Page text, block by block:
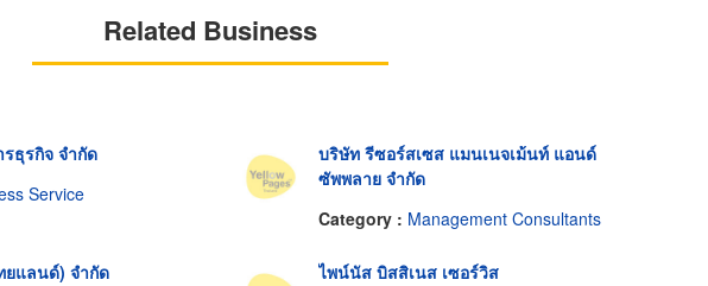
Related Business
รธุรกิจ จำกัด
Service
บริษัท รีซอร์สเซส แมนเนจเม้นท์ แอนด์
ซัพพลาย จำกัด
Category : Management Consultants
แลนด์) จำกัด
ไพน์นัส บิสสิเนส เซอร์วิส